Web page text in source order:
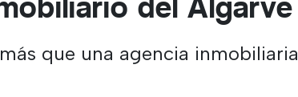
que una agencia inmobiliaria